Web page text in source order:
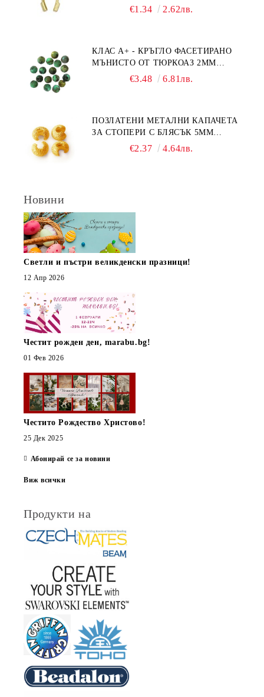
€1.34 2.62лв.
КЛАС А+ - КРЪГЛО ФАСЕТИРАНО
МЪНИСТО ОТ ТЮРКОАЗ 2ММ
€3.48 6.81лв.
ПОЗЛАТЕНИ МЕТАЛНИ КАПАЧЕТА
ЗА СТОПЕРИ С БЛЯСЪК 5ММ
€2.37 4.64лв.
Новини
Светли и пъстри великденски празници!
12 Апр 2026
Честит рожден ден, marabu.bg!
01 Фев 2026
Честито Рождество Христово!
25 Дек 2025
Абонирай се за новини
Виж всички
Продукти на